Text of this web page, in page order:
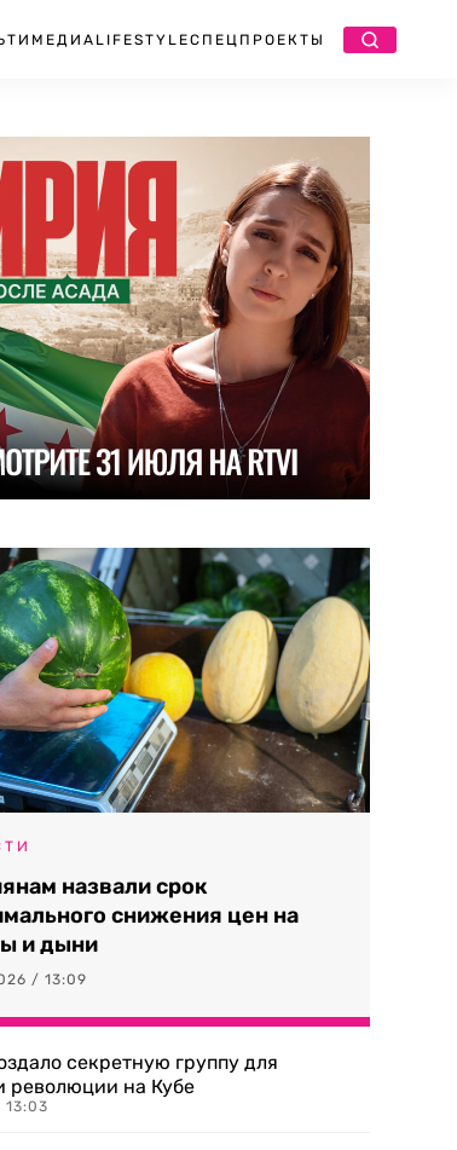
LIFESTYLEСПЕЦПРОЕКТЫ
назвали срок
снижения цен на
и дыни
/ 13:09
секретную группу для
революции на Кубе